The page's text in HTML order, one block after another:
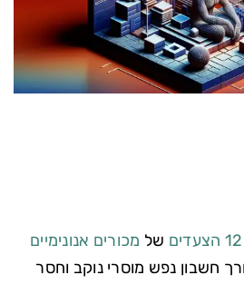
של מכורים אנונימיים
חשבון נפש מוסרי נוקב וחסר